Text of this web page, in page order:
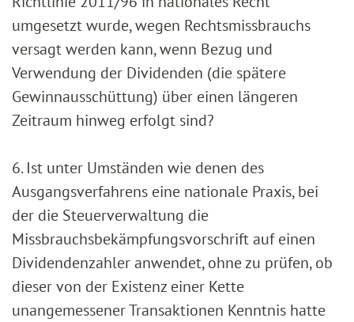
umgesetzt wurde, wegen Rechtsmissbrauchs
versagt werden kann, wenn Bezug und
Verwendung der Dividenden (die spätere
Gewinnausschüttung) über einen längeren
Zeitraum hinweg erfolgt sind?
6. Ist unter Umständen wie denen des
Ausgangsverfahrens eine nationale Praxis, bei
der die Steuerverwaltung die
Missbrauchsbekämpfungsvorschrift auf einen
Dividendenzahler anwendet, ohne zu prüfen, ob
dieser von der Existenz einer Kette
unangemessener Transaktionen Kenntnis hatte